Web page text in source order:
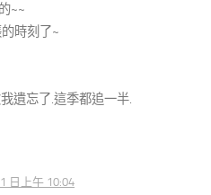
~~
時刻了~
遺忘了.這季都追一半.
日上午 10:04